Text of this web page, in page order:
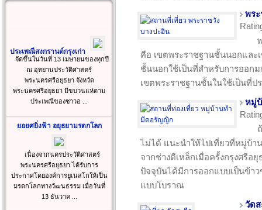
ประเพณีสงกรานต์กรุงเก่า
จัดขึ้นในวันที่ 13 เมษายนของทุกปี
ณ อุทยานประวัติศาสตร์
พระนครศรีอยุธยา จังหวัด
พระนครศรีอยุธยา มีขบวนแห่ตาม
ประเพณีของชาวอ ...
ยอยศยิ่งฟ้า อยุธยามรดกโลก
เนื่องจากนครประวัติศาสตร์
พระนครศรีอยุธยา ได้รับการ
ประกาศโดยองค์การยูเนสโกให้เป็น
มรดกโลกทางวัฒนธรรม เมื่อวันที่
13 ธันวาค ...
พระ
คือ เขตพระราชฐานชั้นนอกและ
ชั้นนอกใช้เป็นที่สำหรับการออก
เขตพระราชฐานชั้นในใช้เป็นที่ป
หมู่
ไม่ได้ แนะนำให้ไปเที่ยวที่หมู่บ้
จากช่างตีเหล็กเมื่อครั้งกรุงศรีอ
ปัจจุบันได้มีการออกแบบเป็นข้าว
แบบโบราณ
วัด